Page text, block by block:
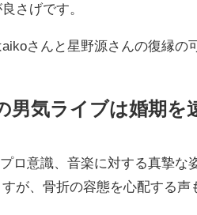
さげです。
さんと星野源さんの復縁の
男気ライブは婚期を
ロ意識、音楽に対する真摯な
が、骨折の容態を心配する声